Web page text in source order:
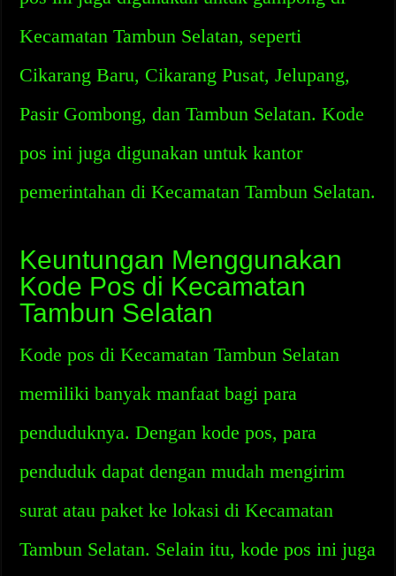
Kecamatan Tambun Selatan, seperti
Cikarang Baru, Cikarang Pusat, Jelupang,
Pasir Gombong, dan Tambun Selatan. Kode
pos ini juga digunakan untuk kantor
pemerintahan di Kecamatan Tambun Selatan.
Keuntungan Menggunakan
Kode Pos di Kecamatan
Tambun Selatan
Kode pos di Kecamatan Tambun Selatan
memiliki banyak manfaat bagi para
penduduknya. Dengan kode pos, para
penduduk dapat dengan mudah mengirim
surat atau paket ke lokasi di Kecamatan
Tambun Selatan. Selain itu, kode pos ini juga